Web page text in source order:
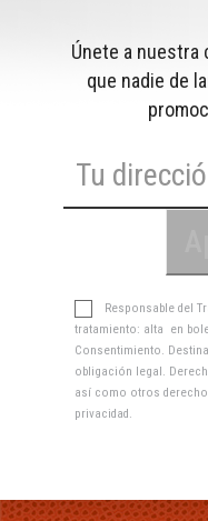
Únete a nuestra
que nadie de
Responsable del
tratamiento: alta en
Consentimiento.
obligación legal.
así como otros
privacidad .